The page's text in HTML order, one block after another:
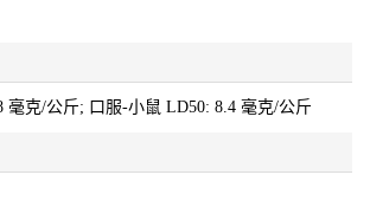
毫克/公斤; 口服-小鼠 LD50: 8.4 毫克/公斤